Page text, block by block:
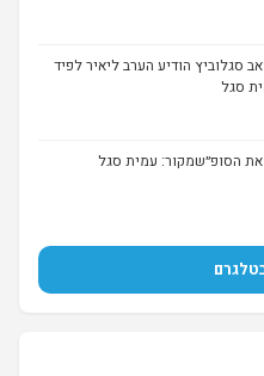
סגלוביץ הודיע הערב ליאיר לפיד
סגל
את הסופ״שמקור: עמית סגל